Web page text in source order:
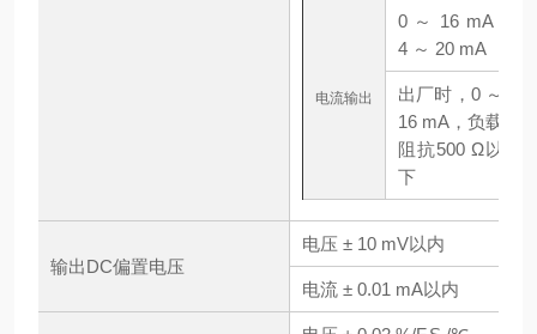
电流输出
0 ～ 16 mA /
4 ～ 20 mA
出厂时，0 ～
16 mA，负载
阻抗500 Ω以
下
输出DC偏置电压
电压 ± 10 mV以内
电流 ± 0.01 mA以内